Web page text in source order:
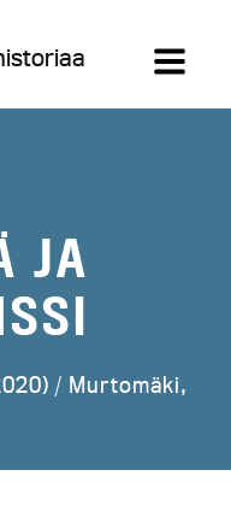
JA
/ Murtomäki,